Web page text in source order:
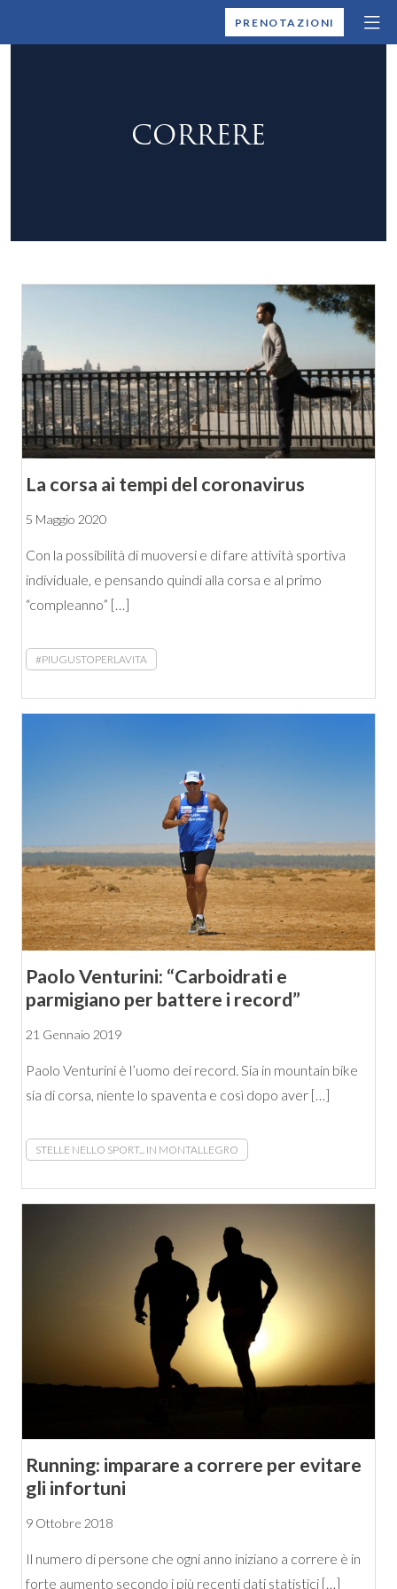
MONTALLEGROPRENOTAZIONI
CORRERE
La corsa ai tempi del coronavirus
5 Maggio 2020
Con la possibilità di muoversi e di fare attività sportiva
individuale, e pensando quindi alla corsa e al primo
“compleanno” […]
#PIUGUSTOPERLAVITA
Paolo Venturini: “Carboidrati e
parmigiano per battere i record”
21 Gennaio 2019
Paolo Venturini è l’uomo dei record. Sia in mountain bike
sia di corsa, niente lo spaventa e così dopo aver […]
STELLE NELLO SPORT... IN MONTALLEGRO
Running: imparare a correre per evitare
gli infortuni
9 Ottobre 2018
Il numero di persone che ogni anno iniziano a correre è in
forte aumento secondo i più recenti dati statistici […]